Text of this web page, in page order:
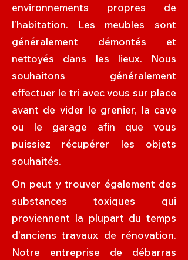
environnements propres de
l’habitation. Les meubles sont
généralement démontés et
nettoyés dans les lieux. Nous
souhaitons généralement
effectuer le tri avec vous sur place
avant de vider le grenier, la cave
ou le garage afin que vous
puissiez récupérer les objets
souhaités.
On peut y trouver également des
substances toxiques qui
proviennent la plupart du temps
d’anciens travaux de rénovation.
Notre entreprise de débarras